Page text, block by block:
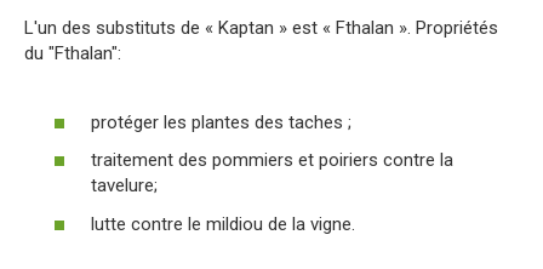
L'un des substituts de « Kaptan » est « Fthalan ». Propriétés
du "Fthalan":
protéger les plantes des taches ;
traitement des pommiers et poiriers contre la
tavelure;
lutte contre le mildiou de la vigne.